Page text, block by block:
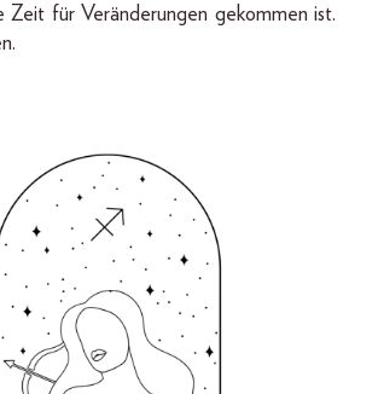
Zeit für Veränderungen gekommen ist.